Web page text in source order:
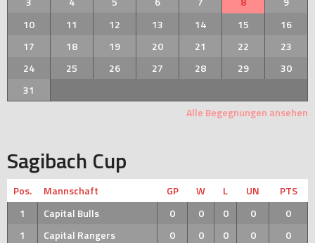
10
11 12 13 14 15
16
17
18 19 20 21 22
23
24
25 26 27 28 29
30
31
Alle Begegnungen ansehen
Sagibach Cup
Pos. Mannschaft GP W L UN
PTS
1
Capital Bulls 0 0 0 0
0
1
Capital Rangers 0 0 0 0 0